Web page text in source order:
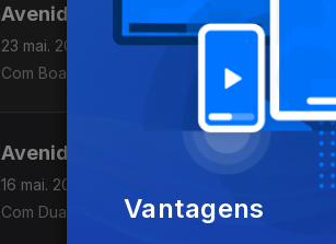
Avenidas Novas
23 mai. 2026
Com Boards of Canada, Aldous Harding,
Avenidas Novas
16 mai. 2026
Com Dua Saleh, Smerz, Afonso Cabral, Jorja
Vantagens